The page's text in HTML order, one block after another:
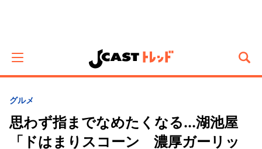
グルメ
思わず指までなめたくなる...湖池屋
「ドはまりスコーン 濃厚ガーリッ